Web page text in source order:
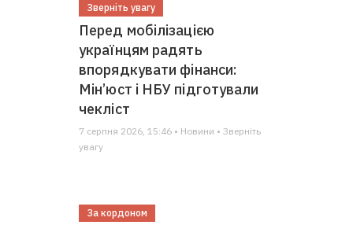
Зверніть увагу
Перед мобілізацією
українцям радять
впорядкувати фінанси:
Мін’юст і НБУ підготували
чекліст
7 серпня 2026, 15:46 • Новини • Зверніть
увагу
За кордоном